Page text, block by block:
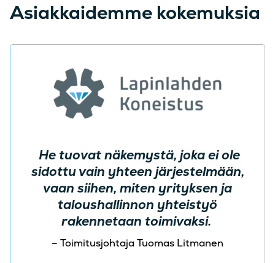
Asiakkaidemme kokemuksia
He tuovat näkemystä, joka ei ole
sidottu vain yhteen järjestelmään,
vaan siihen, miten yrityksen ja
taloushallinnon yhteistyö
rakennetaan toimivaksi.
– Toimitusjohtaja Tuomas Litmanen